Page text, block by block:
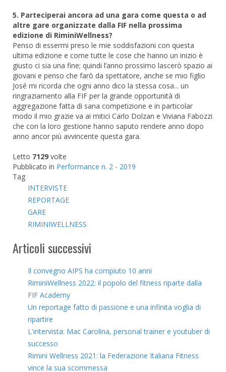
5. Parteciperai ancora ad una gara come questa o ad
altre gare organizzate dalla FIF nella prossima
edizione di RiminiWellness?
Penso di essermi preso le mie soddisfazioni con questa
ultima edizione e come tutte le cose che hanno un inizio è
giusto ci sia una fine; quindi l’anno prossimo lascerò spazio ai
giovani e penso che farò da spettatore, anche se mio figlio
José mi ricorda che ogni anno dico la stessa cosa... un
ringraziamento alla FIF per la grande opportunità di
aggregazione fatta di sana competizione e in particolar
modo il mio grazie va ai mitici Carlo Dolzan e Viviana Fabozzi
che con la loro gestione hanno saputo rendere anno dopo
anno ancor più avvincente questa gara.
Letto 7129 volte
Pubblicato in Performance n. 2 - 2019
Tag
INTERVISTE
REPORTAGE
GARE
RIMINIWELLNESS
Articoli successivi
Il convegno AIPS ha compiuto 10 anni
RiminiWellness 2022: il popolo del fitness riparte dalla
FIF Academy
Un reportage fatto di passione e una infinita voglia di
ripartire
L'intervista: Mac Carolina, personal trainer e youtuber di
successo
Rimini Wellness 2021: la Federazione Italiana Fitness
vince la sua scommessa